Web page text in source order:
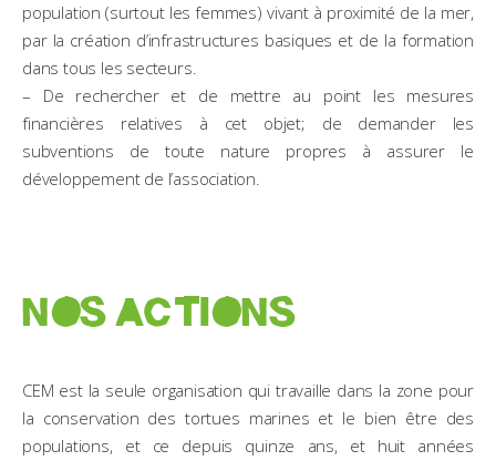
population (surtout les femmes) vivant à proximité de la mer,
par la création d’infrastructures basiques et de la formation
dans tous les secteurs.
– De rechercher et de mettre au point les mesures
financières relatives à cet objet; de demander les
subventions de toute nature propres à assurer le
développement de l’association.
NOS ACTIONS
CEM est la seule organisation qui travaille dans la zone pour
la conservation des tortues marines et le bien être des
populations, et ce depuis quinze ans, et huit années